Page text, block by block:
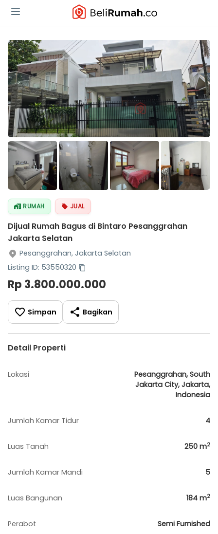
RUMAH JUAL
Dijual Rumah Bagus di Bintaro Pesanggrahan
Jakarta Selatan
Pesanggrahan, Jakarta Selatan
Listing ID: 53550320
Rp 3.800.000.000
Simpan Bagikan
Detail Properti
Lokasi
Pesanggrahan, South
Jakarta City, Jakarta,
Indonesia
Jumlah Kamar Tidur 4
Luas Tanah 250 m2
Jumlah Kamar Mandi 5
Luas Bangunan 184 m2
Perabot Semi Furnished